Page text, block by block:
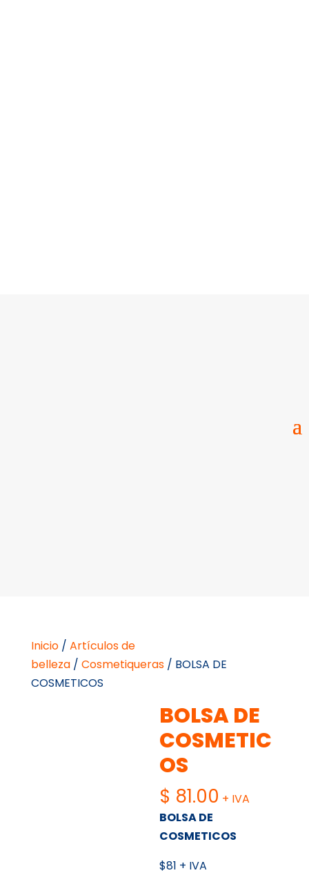
Inicio/ Artículos de
belleza/ Cosmetiqueras/ BOLSA DE
COSMETICOS
BOLSA DE
COSMETIC
OS
$ 81.00 + IVA
BOLSA DE
COSMETICOS
$81 + IVA